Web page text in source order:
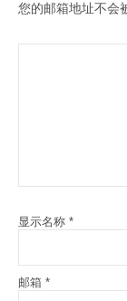
您的邮箱地址不会
显示名称 *
邮箱 *